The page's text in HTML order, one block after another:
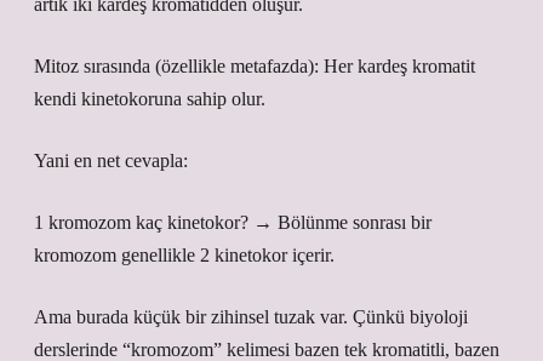
artık iki kardeş kromatidden oluşur.
Mitoz sırasında (özellikle metafazda): Her kardeş kromatit
kendi kinetokoruna sahip olur.
Yani en net cevapla:
1 kromozom kaç kinetokor? → Bölünme sonrası bir
kromozom genellikle 2 kinetokor içerir.
Ama burada küçük bir zihinsel tuzak var. Çünkü biyoloji
derslerinde “kromozom” kelimesi bazen tek kromatitli, bazen